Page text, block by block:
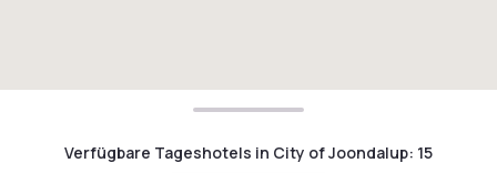
Verfügbare Tageshotels in City of Joondalup: 15